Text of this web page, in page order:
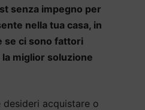
senza impegno per
nella tua casa, in
se ci sono fattori
miglior soluzione
acquistare o